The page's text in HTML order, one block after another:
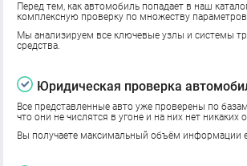
Перед тем, как автомобиль попадает в наш
комплексную проверку по множеству
Мы анализируем все ключевые узлы и системы
средства.
Юридическая проверка
Все представленные авто уже проверены по
что они не числятся в угоне и на них нет никаких
Вы получаете максимальный объём информации